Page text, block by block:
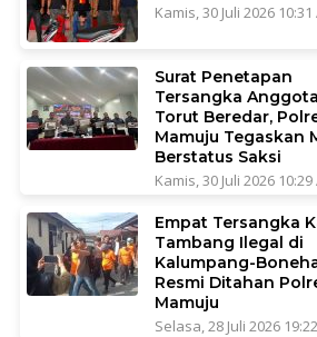
Kamis, 30 Juli 2026 10:31
Surat Penetapan
Tersangka
Torut Beredar,
Mamuju Tegaskan
Berstatus Saksi
Kamis, 30 Juli 2026 10:29
Empat Tersangka
Tambang Ilegal di
Kalumpang-
Resmi Ditahan
Mamuju
Selasa, 28 Juli 2026